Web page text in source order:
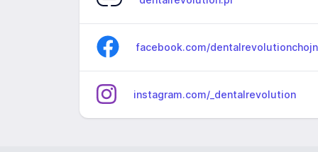
facebook.com/
instagram.com/_dentalrevolution